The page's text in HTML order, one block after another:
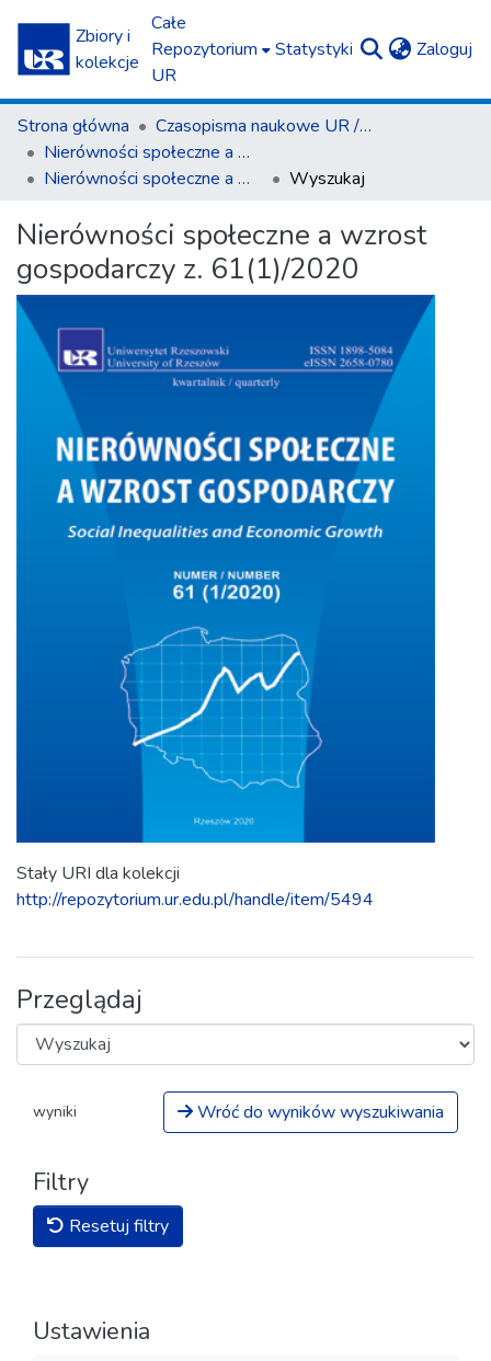
Zbiory i
kolekcje
Całe
Repozytorium
UR
Statystyki Zaloguj
Strona główna
Czasopisma naukowe UR / Scientific Journals
Nierówności społeczne a wzrost gospodarczy
Nierówności społeczne a wzrost gospodarczy z. 61(1)/2020
Wyszukaj
Nierówności społeczne a wzrost
gospodarczy z. 61(1)/2020
Stały URI dla kolekcji
http://repozytorium.ur.edu.pl/handle/item/5494
Przeglądaj
wyniki Wróć do wyników wyszukiwania
Filtry
Resetuj filtry
Ustawienia